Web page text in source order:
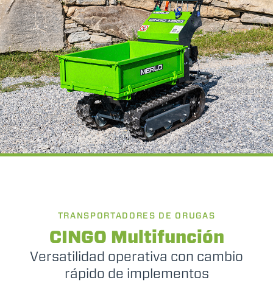
TRANSPORTADORES DE ORUGAS
CINGO Multifunción
Versatilidad operativa con cambio
rápido de implementos